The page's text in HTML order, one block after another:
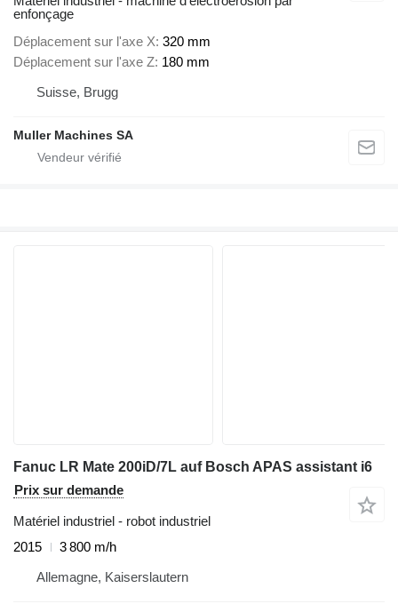
enfonçage
Déplacement sur l'axe X 320 mm
Déplacement sur l'axe Z 180 mm
Suisse, Brugg
Muller Machines SA
Fanuc LR Mate 200iD/7L auf Bosch APAS assistant i6
Prix sur demande
Matériel industriel - robot industriel
2015
3 800 m/h
Allemagne, Kaiserslautern